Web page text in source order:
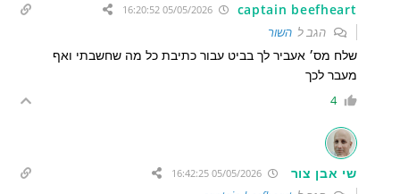
captain beefheart
05/05/2026 16:20:52
הגב להשור
שלח מס׳ אעביר לך בביט עבור כתיבת כל מה שחשבתי ואף
מעבר לכך
4
שי אבן צור 05/05/2026 16:42:25